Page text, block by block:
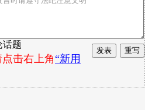
话题
击右上角“新用